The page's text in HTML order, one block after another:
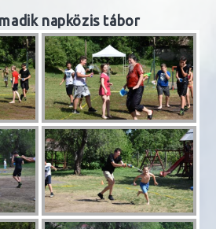
napközis tábor